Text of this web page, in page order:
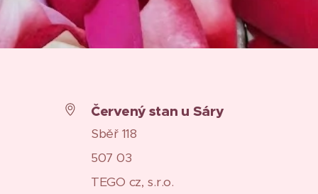
Červený stan u Sáry
Sběř 118
507 03
TEGO cz, s.r.o.